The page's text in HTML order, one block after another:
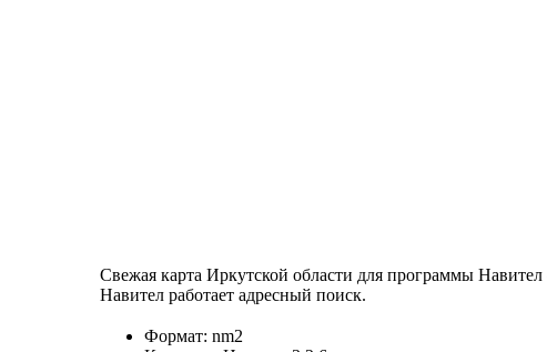
Свежая карта Иркутской области для программы
Навител работает адресный поиск.
Формат: nm2